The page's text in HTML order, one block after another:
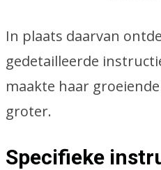
In plaats daarvan
gedetailleerde
maakte haar
groter.
Specifieke